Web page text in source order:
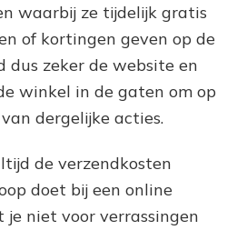
waarbij ze tijdelijk gratis
of kortingen geven op de
dus zeker de website en
winkel in de gaten om op
dergelijke acties.
de verzendkosten
doet bij een online
niet voor verrassingen